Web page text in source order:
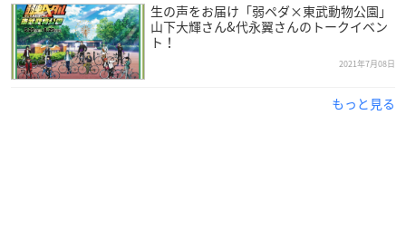
生の声をお届け「弱ペダ×東武動物公園」
山下大輝さん&代永翼さんのトークイベン
ト！
2021年7月08日
もっと見る